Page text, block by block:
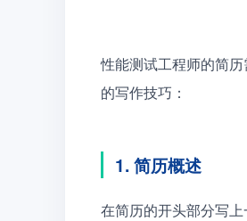
性能测试工程师的简
的写作技巧：
1. 简历概述
在简历的开头部分写